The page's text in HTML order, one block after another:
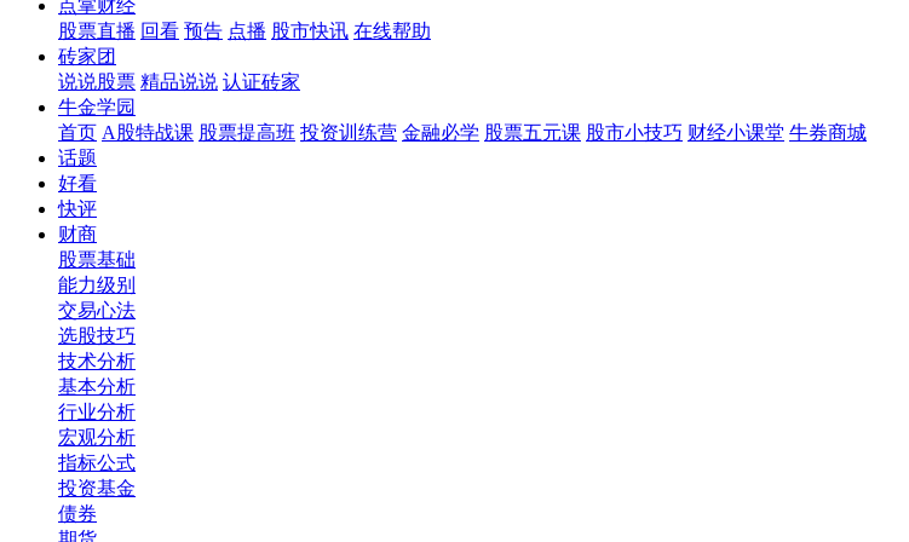
点掌财经
股票直播 回看 预告 点播 股市快讯 在线帮助
砖家团
说说股票 精品说说 认证砖家
牛金学园
首页 A股特战课 股票提高班 投资训练营 金融必学 股票五元课 股市小技巧 财经小课堂 牛券商城
话题
好看
快评
财商
股票基础
能力级别
交易心法
选股技巧
技术分析
基本分析
行业分析
宏观分析
指标公式
投资基金
债券